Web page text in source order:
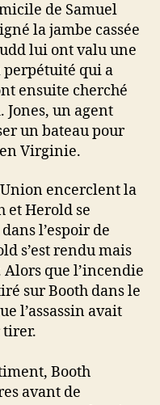
de Samuel
la jambe cassée
lui ont valu une
perpétuité qui a
ensuite cherché
Jones, un agent
un bateau pour
Virginie.
encerclent la
et Herold se
l’espoir de
s’est rendu mais
Alors que l’incendie
sur Booth dans le
l’assassin avait
tirer.
Booth
avant de